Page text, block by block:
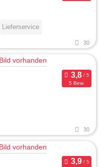
Lieferservice
30
5 Bew.
30